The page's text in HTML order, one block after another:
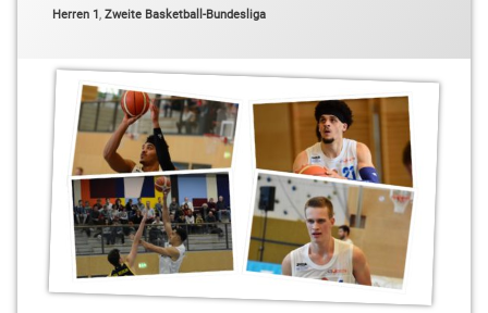
Categories:
Herren 1, Zweite Basketball-Bundesliga